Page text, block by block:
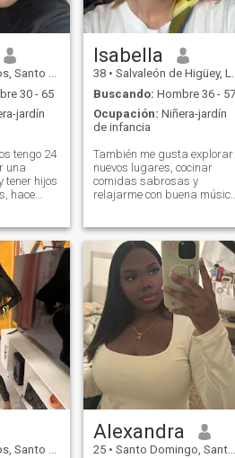
Rep. Dominicana
30 - 65
jardín
tengo 24
una
tener hijos
hace
lo mismo
pareja y
si te
Isabella
38 • Salvaleón de Higüey, La Altagracia, Rep. Dominicana
Buscando: Hombre 36 - 57
Ocupación: Niñera-jardín
de infancia
También me gusta explorar
nuevos lugares, cocinar
comidas sabrosas y
relajarme con buena
construir una vida feliz
juntos.
Rep. Dominicana
Alexandra
25 • Santo Domingo, Santo Domingo, Rep. Dominicana